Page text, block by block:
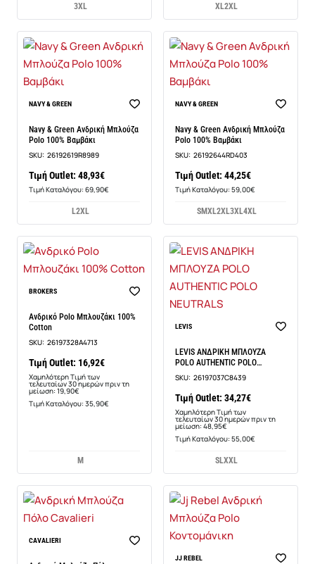
3XL XL2XL
NAVY & GREEN
Navy & Green Ανδρική Μπλούζα
Polo 100% Βαμβάκι
SKU: 26192619R8989
Τιμή Outlet: 48,93€
Τιμή Καταλόγου: 69,90€
L2XL
NAVY & GREEN
Navy & Green Ανδρική Μπλούζα
Polo 100% Βαμβάκι
SKU: 26192644RD403
Τιμή Outlet: 44,25€
Τιμή Καταλόγου: 59,00€
SMXL2XL3XL4XL
-15%
BROKERS
Ανδρικό Polo Μπλουζάκι 100%
Cotton
SKU: 26197328A4713
Τιμή Outlet: 16,92€
Χαμηλότερη Τιμή των
τελευταίων 30 ημερών πριν τη
μείωση: 19,90€
Τιμή Καταλόγου: 35,90€
M
-30%
LEVIS
LEVIS ΑΝΔΡΙΚΗ ΜΠΛΟΥΖΑ
POLO AUTHENTIC POLO
NEUTRALS
SKU: 26197037C8439
Τιμή Outlet: 34,27€
Χαμηλότερη Τιμή των
τελευταίων 30 ημερών πριν τη
μείωση: 48,95€
Τιμή Καταλόγου: 55,00€
SLXXL
-14%
CAVALIERI
BEST SELLER
JJ REBEL